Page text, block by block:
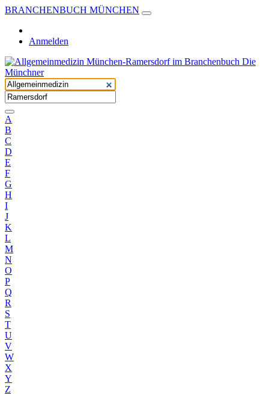
BRANCHENBUCH MÜNCHEN
Anmelden
A
B
C
D
E
F
G
H
I
J
K
L
M
N
O
P
Q
R
S
T
U
V
W
X
Y
Z